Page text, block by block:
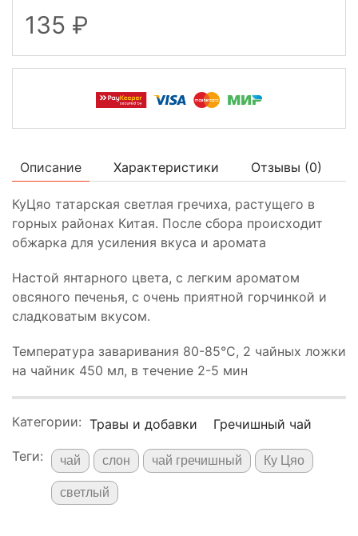
135
Описание Характеристики Отзывы (0)
КуЦяо татарская светлая гречиха, растущего в
горных районах Китая. После сбора происходит
обжарка для усиления вкуса и аромата
Настой янтарного цвета, с легким ароматом
овсяного печенья, с очень приятной горчинкой и
сладковатым вкусом.
Температура заваривания 80-85°C, 2 чайных ложки
на чайник 450 мл, в течение 2-5 мин
Категории: Травы и добавки
Гречишный чай
Теги:
чай слон чай гречишный Ку Цяо
светлый